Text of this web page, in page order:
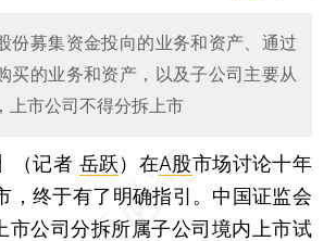
份募集资金投向的业务和资产、通过
买的业务和资产，以及子公司主要从
上市公司不得分拆上市
（记者 岳跃） 在A股市场讨论十年
，终于有了明确指引。中国证监会
市公司分拆所属子公司境内上市试